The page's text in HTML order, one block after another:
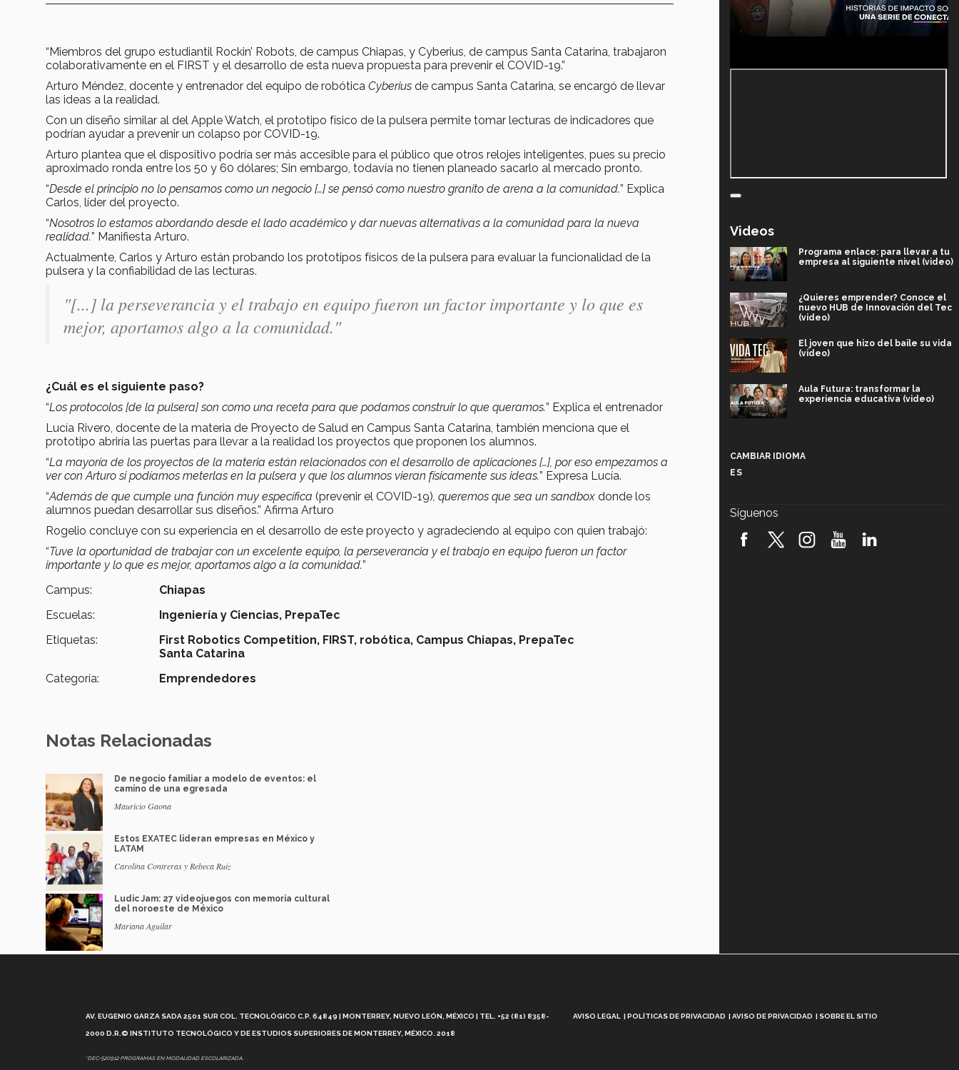
“Miembros del grupo estudiantil Rockin’ Robots, de campus Chiapas, y Cyberius, de campus Santa Catarina, trabajaron
colaborativamente en el FIRST y el desarrollo de esta nueva propuesta para prevenir el COVID-19.”
Arturo Méndez, docente y entrenador del equipo de robótica Cyberius de campus Santa Catarina, se encargó de llevar
las ideas a la realidad.
Con un diseño similar al del Apple Watch, el prototipo físico de la pulsera permite tomar lecturas de indicadores que
podrían ayudar a prevenir un colapso por COVID-19.
Arturo plantea que el dispositivo podría ser más accesible para el público que otros relojes inteligentes, pues su precio
aproximado ronda entre los 50 y 60 dólares; Sin embargo, todavía no tienen planeado sacarlo al mercado pronto.
“Desde el principio no lo pensamos como un negocio […] se pensó como nuestro granito de arena a la comunidad.” Explica
Carlos, líder del proyecto.
“Nosotros lo estamos abordando desde el lado académico y dar nuevas alternativas a la comunidad para la nueva
realidad.” Manifiesta Arturo.
Actualmente, Carlos y Arturo están probando los prototipos físicos de la pulsera para evaluar la funcionalidad de la
pulsera y la confiabilidad de las lecturas.
"[...] la perseverancia y el trabajo en equipo fueron un factor importante y lo que es
mejor, aportamos algo a la comunidad."
¿Cuál es el siguiente paso?
“Los protocolos [de la pulsera] son como una receta para que podamos construir lo que queramos.” Explica el entrenador
Lucía Rivero, docente de la materia de Proyecto de Salud en Campus Santa Catarina, también menciona que el
prototipo abriría las puertas para llevar a la realidad los proyectos que proponen los alumnos.
“La mayoría de los proyectos de la materia están relacionados con el desarrollo de aplicaciones […], por eso empezamos a
ver con Arturo si podíamos meterlas en la pulsera y que los alumnos vieran físicamente sus ideas.” Expresa Lucía.
“Además de que cumple una función muy específica (prevenir el COVID-19) , queremos que sea un sandbox donde los
alumnos puedan desarrollar sus diseños.” Afirma Arturo
Rogelio concluye con su experiencia en el desarrollo de este proyecto y agradeciendo al equipo con quien trabajó:
“Tuve la oportunidad de trabajar con un excelente equipo, la perseverancia y el trabajo en equipo fueron un factor
importante y lo que es mejor, aportamos algo a la comunidad.”
Campus:
Chiapas
Escuelas:
Ingeniería y Ciencias, PrepaTec
Etiquetas:
First Robotics Competition, FIRST, robótica, Campus Chiapas, PrepaTec
Santa Catarina
Categoría:
Emprendedores
Notas Relacionadas
De negocio familiar a modelo de eventos: el
camino de una egresada
Mauricio Gaona
Estos EXATEC lideran empresas en México y
LATAM
Carolina Contreras y Rebeca Ruiz
Ludic Jam: 27 videojuegos con memoria cultural
del noroeste de México
Mariana Aguilar
Videos
Programa enlace: para llevar a tu
empresa al siguiente nivel (video)
¿Quieres emprender? Conoce el
nuevo HUB de Innovación del Tec
(video)
El joven que hizo del baile su vida
(video)
Aula Futura: transformar la
experiencia educativa (video)
robótica FIRST 2026! (video)
CAMBIAR IDIOMA
ES
Síguenos
AV. EUGENIO GARZA SADA 2501 SUR COL. TECNOLÓGICO C.P. 64849 | MONTERREY, NUEVO LEÓN, MÉXICO | TEL. +52 (81) 8358-
2000 D.R.© INSTITUTO TECNOLÓGICO Y DE ESTUDIOS SUPERIORES DE MONTERREY, MÉXICO. 2018
*DEC-520912 PROGRAMAS EN MODALIDAD ESCOLARIZADA.
AVISO LEGAL POLÍTICAS DE PRIVACIDAD AVISO DE PRIVACIDAD SOBRE EL SITIO